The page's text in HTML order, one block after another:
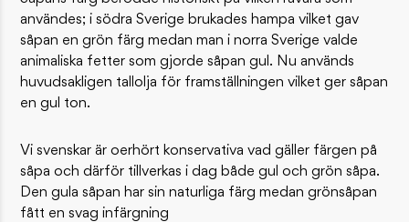
användes; i södra Sverige brukades hampa vilket gav
såpan en grön färg medan man i norra Sverige valde
animaliska fetter som gjorde såpan gul. Nu används
huvudsakligen tallolja för framställningen vilket ger såpan
en gul ton.
Vi svenskar är oerhört konservativa vad gäller färgen på
såpa och därför tillverkas i dag både gul och grön såpa.
Den gula såpan har sin naturliga färg medan grönsåpan
fått en svag infärgning